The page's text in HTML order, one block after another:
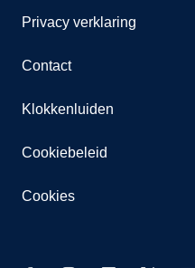
Privacy verklaring
Contact
Klokkenluiden
Cookiebeleid
Cookies